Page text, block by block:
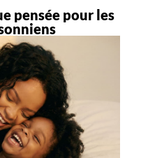
pensée pour les